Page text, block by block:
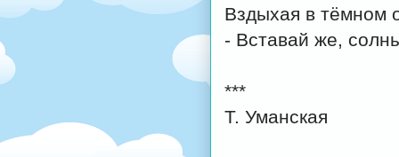
Вздыхая в тёмном
- Вставай же,
***
Т. Уманская